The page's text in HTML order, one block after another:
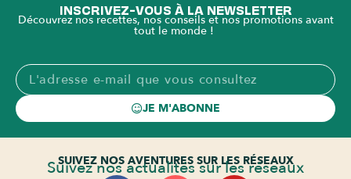
INSCRIVEZ-VOUS À LA NEWSLETTER
Découvrez nos recettes, nos conseils et nos promotions avant
tout le monde !
JE M'ABONNE
SUIVEZ NOS AVENTURES SUR LES RÉSEAUX
Suivez nos actualités sur les réseaux